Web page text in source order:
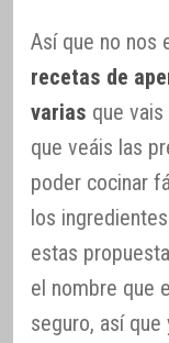
Así que no nos
recetas de
varias que
que veáis las
poder cocinar
los
estas
el nombre que
seguro, así